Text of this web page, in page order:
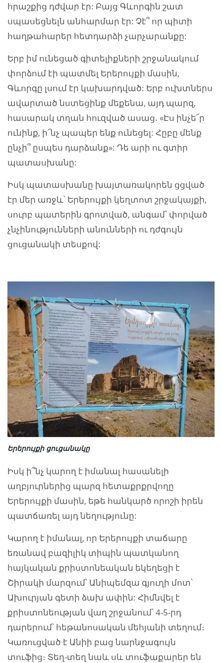
հրաշքից դժվար էր: Բայց Գևորգին շատ
սպասեցնելն անհարմար էր: Չէ՞ որ պիտի
հաղթահարեր հետդարձի չարչարանքը:
Երբ իմ ունեցած գիտելիքների շրջանակում
փորձում էի պատմել Երերույքի մասին,
Գևորգը լսում էր կախարդված: Երբ ուխտներս
ավարտած նստեցինք մեքենա, այդ պարզ,
հասարակ տղան հուզված ասաց. «Էս ինչե՜ր
ունինք, ի՜նչ պապեր ենք ունեցել: Հըբը մենք
ընչի՞ ըսպես դարձանք»: Դե արի ու գտիր
պատասխանը:
Իսկ պատասխանը խայտառակորեն ցցված
էր մեր առջև՝ Երերույքի կեղտոտ շրջակայքի,
սուրբ պատերին գրոտված, անգամ՝ փորված
չնչինությունների անունների ու դժգույն
ցուցանակի տեսքով:
Երերույքի ցուցանակը
Իսկ ի՞նչ կարող է իմանալ հասանելի
աղբյուրներից պարզ հետաքրքրվողը
Երերույքի մասին, եթե հանկարծ որոշի իրեն
պատճառել այդ նեղությունը:
Կարող է իմանալ, որ Երերույքի տաճարը
եռանավ բազիլիկ տիպին պատկանող
հայկական քրիստոնեական եկեղեցի է
Շիրակի մարզում՝ Անիպեմզա գյուղի մոտ՝
Ախուրյան գետի ձախ ափին: Հիմնվել է
քրիստոնեության վաղ շրջանում՝ 4-5-րդ
դարերում՝ հեթանոսական մեհյանի տեղում։
Կառուցված է Անիի բաց նարնջագույն
տուֆից։ Տեղ-տեղ նաև սև տուֆաքարեր են